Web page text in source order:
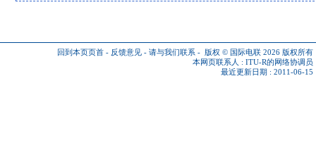
回到本页页首 - 反馈意见 - 请与我们联系 - 版权 © 国际电联 2026 版权所有
本网页联系人 : ITU-R的网络协调员
最近更新日期 : 2011-06-15